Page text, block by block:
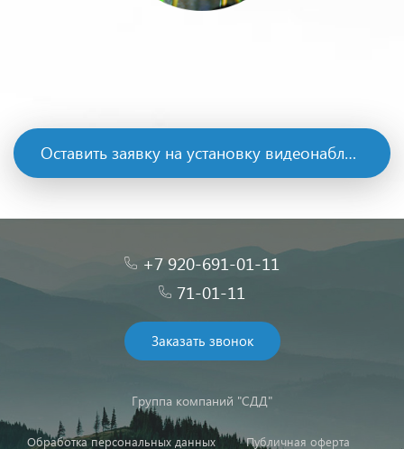
Оставить заявку на установку видеонаблюдения →
+7 920-691-01-11
71-01-11
Заказать звонок
Группа компаний "СДД"
Обработка персональных данных Публичная оферта